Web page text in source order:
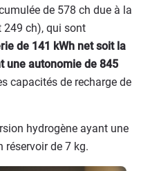
de 578 ch due à la
249 ch), qui sont
de 141 kWh net soit la
une autonomie de 845
capacités de recharge de
hydrogène ayant une
réservoir de 7 kg.